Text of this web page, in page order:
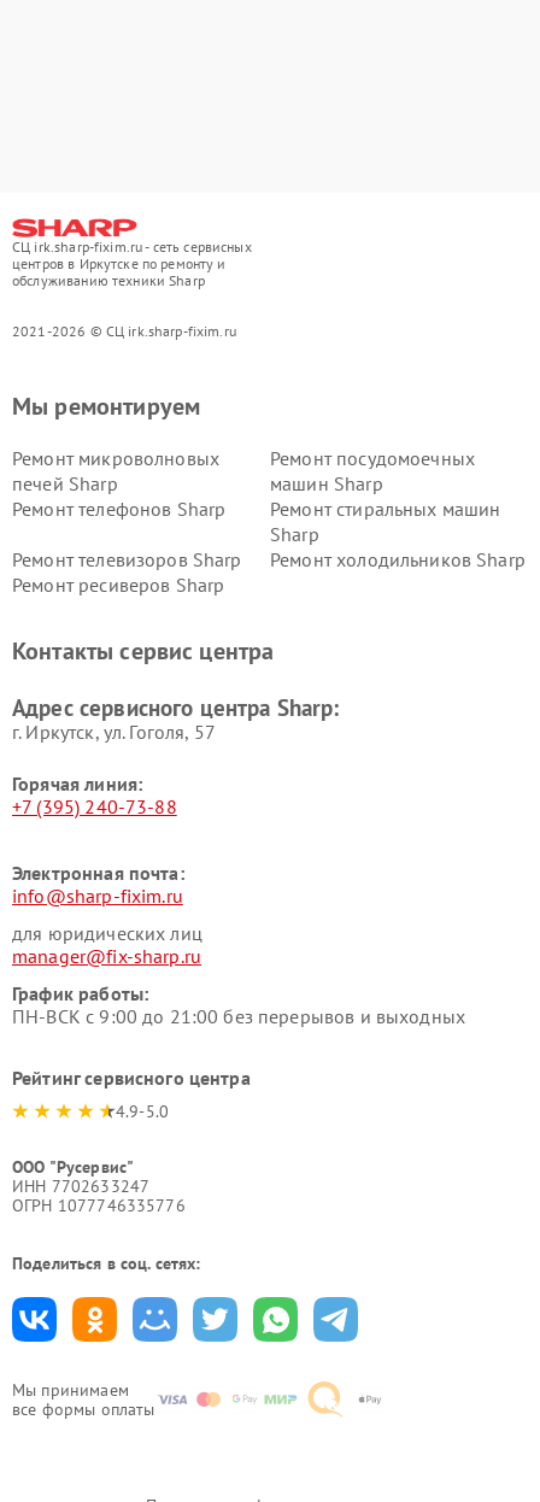
СЦ irk.sharp-fixim.ru - сеть сервисных
центров в Иркутске по ремонту и
обслуживанию техники Sharp
2021-2026 © СЦ irk.sharp-fixim.ru
Мы принимаем
все формы оплаты
Мы ремонтируем
Ремонт микроволновых
печей Sharp
Ремонт посудомоечных
машин Sharp
Ремонт телефонов Sharp
Ремонт стиральных машин
Sharp
Ремонт телевизоров Sharp
Ремонт холодильников Sharp
Ремонт ресиверов Sharp
Контакты сервис центра
Адрес сервисного центра Sharp:
г. Иркутск, ул. ​Гоголя, 57
Горячая линия:
+7 (395) 240-73-88
Электронная почта:
info@sharp-fixim.ru
для юридических лиц
manager@fix-sharp.ru
График работы:
ПН-ВСК с 9:00 до 21:00 без перерывов и выходных
Рейтинг сервисного центра
4.9-5.0
ООО "Русервис"
ИНН 7702633247
ОГРН 1077746335776
Поделиться в соц. сетях: